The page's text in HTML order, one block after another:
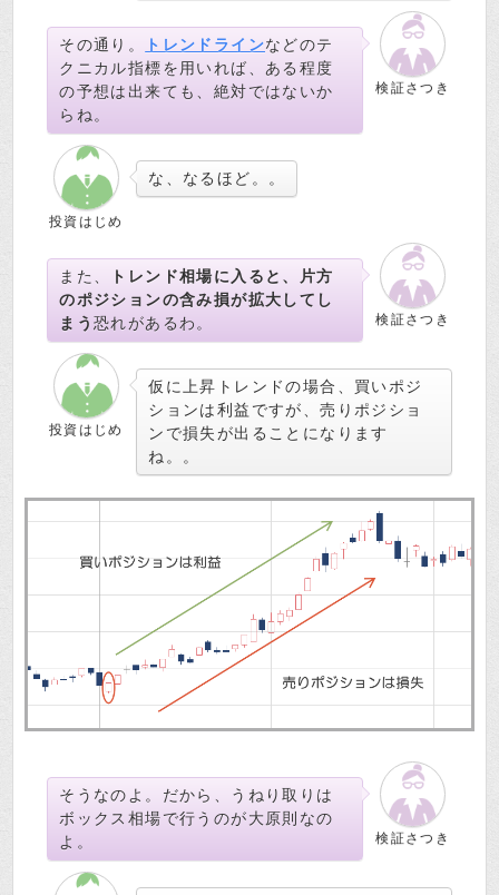
検証さつき
その通り。 トレンドラインなどのテ
クニカル指標を用いれば、ある程度
の予想は出来ても、絶対ではないか
らね。
投資はじめ
な、なるほど。。
検証さつき
また、
トレンド相場に入ると、片方
のポジションの含み損が拡大してし
まう恐れがあるわ。
投資はじめ
仮に上昇トレンドの場合、買いポジ
ションは利益ですが、売りポジショ
ンで損失が出ることになります
ね。。
検証さつき
そうなのよ。だから、うねり取りは
ボックス相場で行うのが大原則なの
よ。